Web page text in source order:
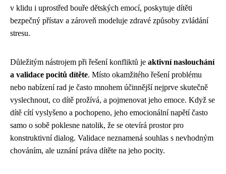
v klidu i uprostřed bouře dětských emocí, poskytuje dítěti
bezpečný přístav a zároveň modeluje zdravé způsoby zvládání
stresu.
Důležitým nástrojem při řešení konfliktů je aktivní naslouchání
a validace pocitů dítěte. Místo okamžitého řešení problému
nebo nabízení rad je často mnohem účinnější nejprve skutečně
vyslechnout, co dítě prožívá, a pojmenovat jeho emoce. Když se
dítě cítí vyslyšeno a pochopeno, jeho emocionální napětí často
samo o sobě poklesne natolik, že se otevírá prostor pro
konstruktivní dialog. Validace neznamená souhlas s nevhodným
chováním, ale uznání práva dítěte na jeho pocity.